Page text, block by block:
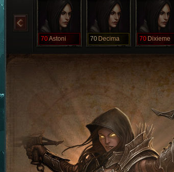
70Astoni 70 Decima 70 Dixieme